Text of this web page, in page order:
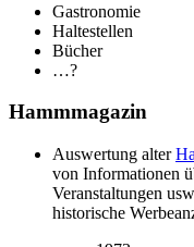
Gastronomie
Haltestellen
Bücher
…?
Hammmagazin
Auswertung alter
von Informationen
Veranstaltungen
historische